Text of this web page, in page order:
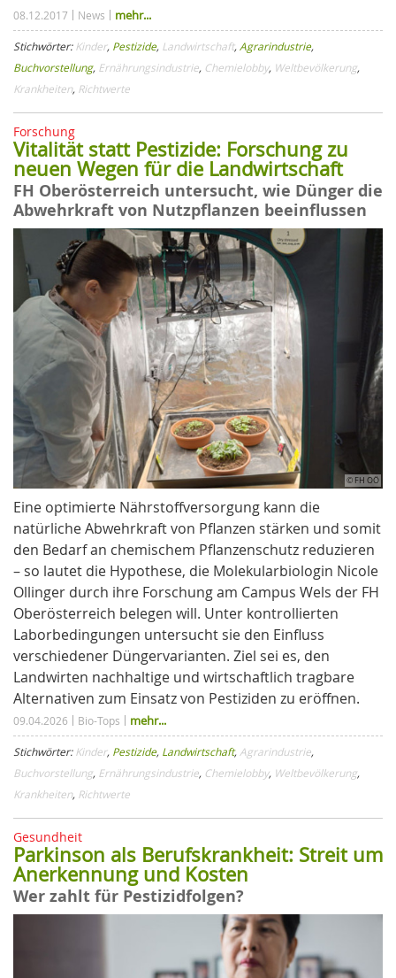
08.12.2017 News mehr...
Stichwörter: Kinder, Pestizide, Landwirtschaft,Agrarindustrie,
Buchvorstellung, Ernährungsindustrie, Chemielobby, Weltbevölkerung,
Krankheiten, Richtwerte
Forschung
Vitalität statt Pestizide: Forschung zu
neuen Wegen für die Landwirtschaft
FH Oberösterreich untersucht, wie Dünger die
Abwehrkraft von Nutzpflanzen beeinflussen
© FH OÖ
Eine optimierte Nährstoffversorgung kann die
natürliche Abwehrkraft von Pflanzen stärken und somit
den Bedarf an chemischem Pflanzenschutz reduzieren
– so lautet die Hypothese, die Molekularbiologin Nicole
Ollinger durch ihre Forschung am Campus Wels der FH
Oberösterreich belegen will. Unter kontrollierten
Laborbedingungen untersucht sie den Einfluss
verschiedener Düngervarianten. Ziel sei es, den
Landwirten nachhaltige und wirtschaftlich tragbare
Alternativen zum Einsatz von Pestiziden zu eröffnen.
09.04.2026 Bio-Tops mehr...
Stichwörter:Kinder, Pestizide, Landwirtschaft,Agrarindustrie,
Buchvorstellung, Ernährungsindustrie, Chemielobby, Weltbevölkerung,
Krankheiten, Richtwerte
Gesundheit
Parkinson als Berufskrankheit: Streit um
Anerkennung und Kosten
Wer zahlt für Pestizidfolgen?